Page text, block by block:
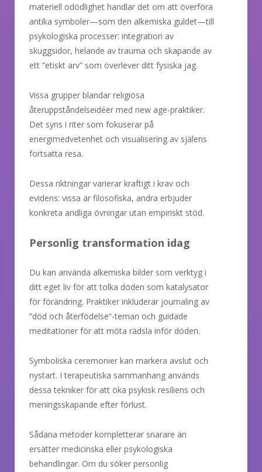
materiell odödlighet handlar det om att överföra
antika symboler—som den alkemiska guldet—till
psykologiska processer: integration av
skuggsidor, helande av trauma och skapande av
ett ”etiskt arv” som överlever ditt fysiska jag.
Vissa grupper blandar religiösa
återuppståndelseidéer med new age-praktiker.
Det syns i riter som fokuserar på
energimedvetenhet och visualisering av själens
fortsatta resa.
Dessa riktningar varierar kraftigt i krav och
evidens: vissa är filosofiska, andra erbjuder
konkreta andliga övningar utan empiriskt stöd.
Personlig transformation idag
Du kan använda alkemiska bilder som verktyg i
ditt eget liv för att tolka döden som katalysator
för förändring. Praktiker inkluderar journaling av
”död och återfödelse”-teman och guidade
meditationer för att möta rädsla inför döden.
Symboliska ceremonier kan markera avslut och
nystart. I terapeutiska sammanhang används
dessa tekniker för att öka psykisk resiliens och
meningsskapande efter förlust.
Sådana metoder kompletterar snarare än
ersätter medicinska eller psykologiska
behandlingar. Om du söker personlig